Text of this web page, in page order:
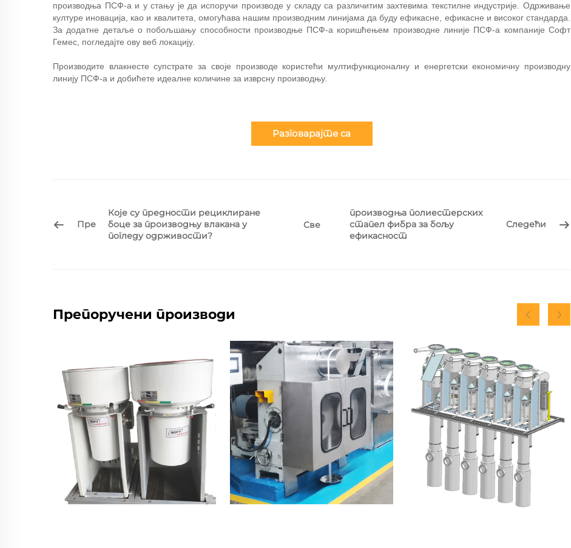
производња ПСФ-а и у стању је да испоручи производе у складу са различитим захтевима текстилне индустрије. Одрживање
културе иновација, као и квалитета, омогућава нашим производним линијама да буду ефикасне, ефикасне и високог стандарда.
За додатне детаље о побољшању способности производње ПСФ-а коришћењем производне линије ПСФ-а компаније Софт
Гемес, погледајте ову веб локацију.
Производите влакнесте супстрате за своје производе користећи мултифункционалну и енергетски економичну производну
линију ПСФ-а и добићете идеалне количине за изврсну производњу.
Разговарајте са
Пре
Које су предности рециклиране
боце за производњу влакана у
погледу одрживости?
Све
производња полиестерских
стапел фибра за бољу
ефикасност
Следећи
Препоручени производи